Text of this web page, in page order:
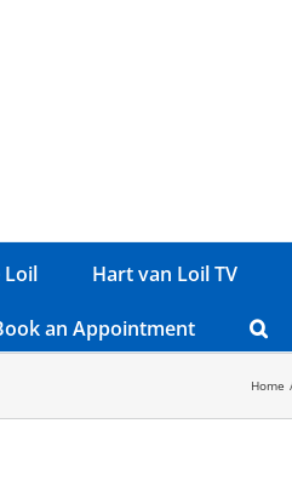
Loil Hart van Loil TV
an Appointment
Home